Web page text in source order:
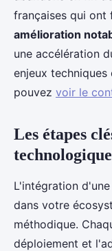
françaises qui ont
amélioration
une accélération
enjeux
pouvez voir le
Les étapes
technologique
L'intégration
dans votre
méthodique.
déploiement et